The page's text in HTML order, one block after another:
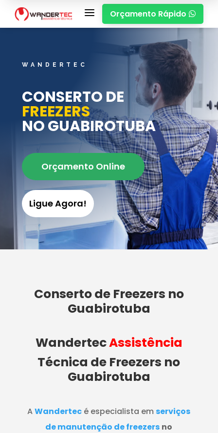
a Orçamento Rápido 
WANDERTEC
CONSERTO DE
FREEZERS
NO GUABIROTUBA
Orçamento Online
Ligue Agora!
Conserto de Freezers no
Guabirotuba
WandertecAssistência
Técnica de Freezers no
Guabirotuba
AWandertec é especialista em serviços
de manutenção de freezers no